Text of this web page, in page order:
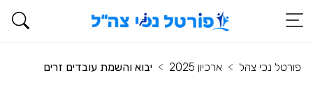
פורטל נכי צהל ארכיון 2025 יבוא והשמת עובדים זרים